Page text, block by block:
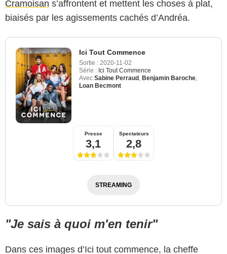
Cramoisan s’affrontent et mettent les choses à plat,
biaisés par les agissements cachés d’Andréa.
Ici Tout Commence
Sortie : 2020-11-02
Série : Ici Tout Commence
Avec Sabine Perraud Benjamin Baroche
Loan Becmont
Presse
3,1
Spectateurs
2,8
STREAMING
"Je sais à quoi m'en tenir"
Dans ces images d’Ici tout commence, la cheffe